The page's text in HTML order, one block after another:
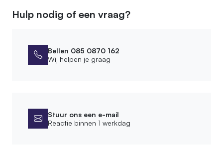
Hulp nodig of een vraag?
Bellen 085 0870 162
Wij helpen je graag
Stuur ons een e-mail
Reactie binnen 1 werkdag